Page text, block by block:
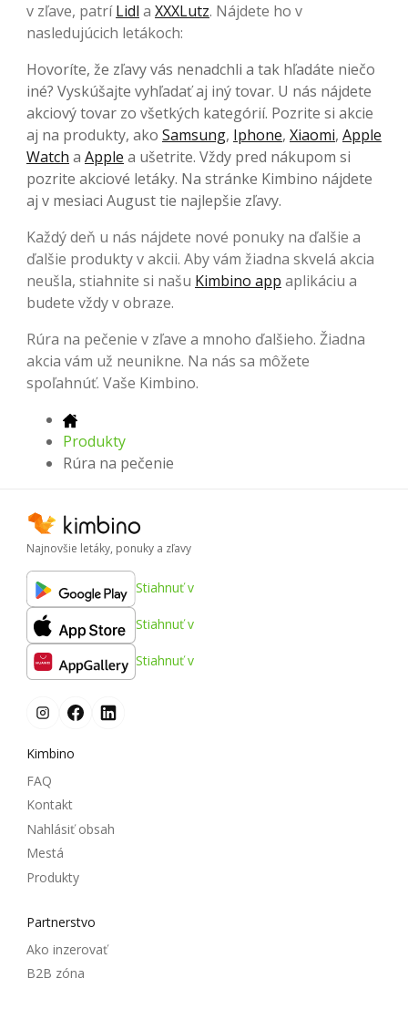
v zľave, patríLidl a XXXLutz. Nájdete ho v
nasledujúcich letákoch:
Hovoríte, že zľavy vás nenadchli a tak hľadáte niečo
iné? Vyskúšajte vyhľadať aj iný tovar. U nás nájdete
akciový tovar zo všetkých kategórií. Pozrite si akcie
aj na produkty, ako Samsung, Iphone, Xiaomi, Apple
Watch a Apple a ušetrite. Vždy pred nákupom si
pozrite akciové letáky. Na stránke Kimbino nájdete
aj v mesiaci August tie najlepšie zľavy.
Každý deň u nás nájdete nové ponuky na ďalšie a
ďalšie produkty v akcii. Aby vám žiadna skvelá akcia
neušla, stiahnite si našu Kimbino app aplikáciu a
budete vždy v obraze.
Rúra na pečenie v zľave a mnoho ďalšieho. Žiadna
akcia vám už neunikne. Na nás sa môžete
spoľahnúť. Vaše Kimbino.
Produkty
Rúra na pečenie
Najnovšie letáky, ponuky a zľavy
Stiahnuť v
Stiahnuť v
Stiahnuť v
Kimbino
FAQ
Kontakt
Nahlásiť obsah
Mestá
Produkty
Partnerstvo
Ako inzerovať
B2B zóna